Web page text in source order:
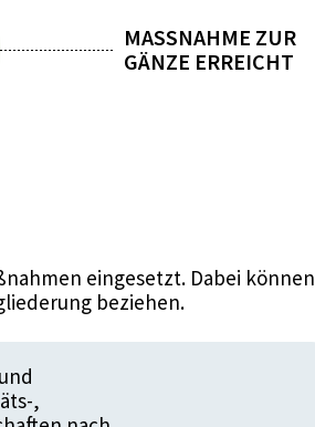
MASSNAHME ZUR
GÄNZE ERREICHT
eingesetzt. Dabei können
beziehen.
,